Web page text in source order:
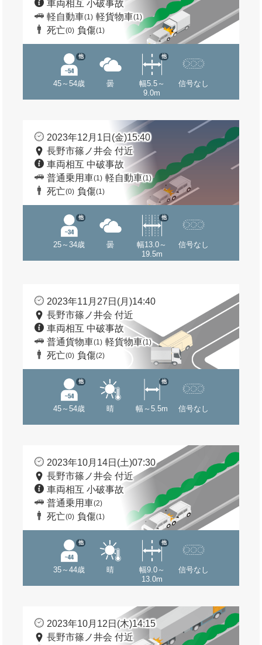
車両相互 小破事故
軽自動車(1) 軽貨物車(1)
死亡(0) 負傷(1)
45～54歳
他
曇
幅5.5～
9.0m
他
信号なし
2023年12月1日(金)15:40
長野市篠ノ井会 付近
車両相互 中破事故
普通乗用車(1) 軽自動車(1)
死亡(0) 負傷(1)
25～34歳
他
曇
幅13.0～
19.5m
他
信号なし
2023年11月27日(月)14:40
長野市篠ノ井会 付近
車両相互 中破事故
普通貨物車(1) 軽貨物車(1)
死亡(0) 負傷(2)
45～54歳
他
晴 幅～5.5m
他
信号なし
2023年10月14日(土)07:30
長野市篠ノ井会 付近
車両相互 小破事故
普通乗用車(2)
死亡(0) 負傷(1)
35～44歳
他
晴
幅9.0～
13.0m
他
信号なし
2023年10月12日(木)14:15
長野市篠ノ井会 付近